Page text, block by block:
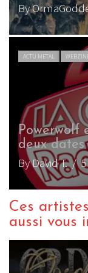
By
ACTU METAL
Powerwolf
deux
By David T./ 5
Ces
aussi vous